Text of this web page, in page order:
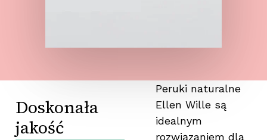
Doskonała
jakość
Peruki naturalne
Ellen Wille są
idealnym
rozwiązaniem dla